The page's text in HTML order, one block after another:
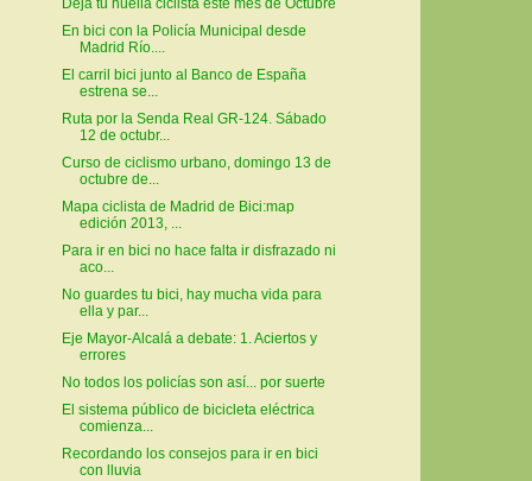
Deja tu huella ciclista este mes de Octubre
En bici con la Policía Municipal desde
Madrid Río....
El carril bici junto al Banco de España
estrena se...
Ruta por la Senda Real GR-124. Sábado
12 de octubr...
Curso de ciclismo urbano, domingo 13 de
octubre de...
Mapa ciclista de Madrid de Bici:map
edición 2013, ...
Para ir en bici no hace falta ir disfrazado ni
aco...
No guardes tu bici, hay mucha vida para
ella y par...
Eje Mayor-Alcalá a debate: 1. Aciertos y
errores
No todos los policías son así... por suerte
El sistema público de bicicleta eléctrica
comienza...
Recordando los consejos para ir en bici
con lluvia